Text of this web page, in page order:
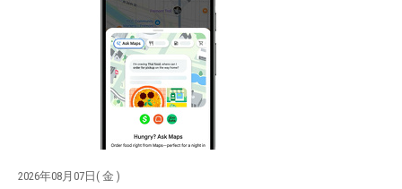
2026年08月07日( 金 )